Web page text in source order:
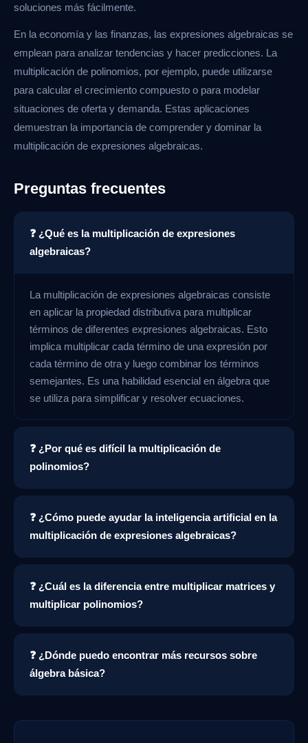
soluciones más fácilmente.
En la economía y las finanzas, las expresiones algebraicas se
emplean para analizar tendencias y hacer predicciones. La
multiplicación de polinomios, por ejemplo, puede utilizarse
para calcular el crecimiento compuesto o para modelar
situaciones de oferta y demanda. Estas aplicaciones
demuestran la importancia de comprender y dominar la
multiplicación de expresiones algebraicas.
Preguntas frecuentes
❓ ¿Qué es la multiplicación de expresiones
algebraicas?
La multiplicación de expresiones algebraicas consiste
en aplicar la propiedad distributiva para multiplicar
términos de diferentes expresiones algebraicas. Esto
implica multiplicar cada término de una expresión por
cada término de otra y luego combinar los términos
semejantes. Es una habilidad esencial en álgebra que
se utiliza para simplificar y resolver ecuaciones.
❓ ¿Por qué es difícil la multiplicación de
polinomios?
❓ ¿Cómo puede ayudar la inteligencia artificial en la
multiplicación de expresiones algebraicas?
❓ ¿Cuál es la diferencia entre multiplicar matrices y
multiplicar polinomios?
❓ ¿Dónde puedo encontrar más recursos sobre
álgebra básica?